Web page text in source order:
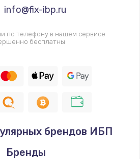
info@fix-ibp.ru
по телефону в нашем сервисе
бесплатны
брендов ИБП
Бренды